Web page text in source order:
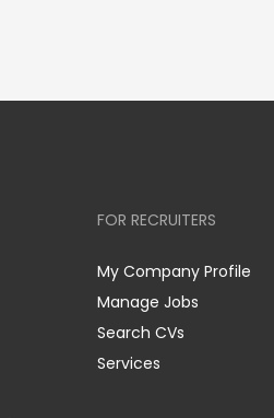
FOR RECRUITERS
My Company Profile
Manage Jobs
Search CVs
Services